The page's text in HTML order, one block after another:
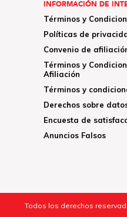
INFORMACIÓN DE
Términos y
Políticas de
Convenio de
Términos y
Afiliación
Términos y
Derechos sobre
Encuesta de
Anuncios Falsos
Todos los derechos